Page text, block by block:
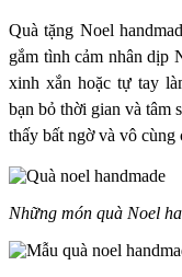
Quà tặng Noel
gắm tình cảm nhân dịp
xinh xắn hoặc tự tay
bạn bỏ thời gian và tâm
thấy bất ngờ và vô cùng
Những món quà Noel